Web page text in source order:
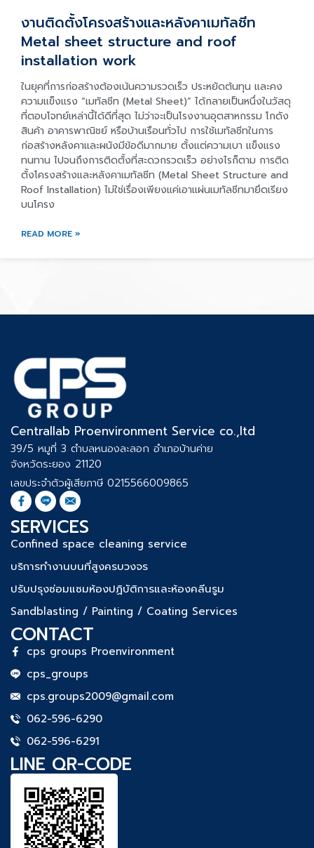
งานติดตั้งโครงสร้างและหลังคาเมทัลชีท
Metal sheet structure and roof
installation work
ในยุคที่การก่อสร้างต้องเน้นความรวดเร็ว ประหยัดต้นทุน และคง
ความแข็งแรง “เมทัลชีท (Metal Sheet)” ได้กลายเป็นหนึ่งในวัสดุ
ที่ตอบโจทย์เหล่านี้ได้ดีที่สุด ไม่ว่าจะเป็นโรงงานอุตสาหกรรม โกดัง
สินค้า อาคารพาณิชย์ หรือบ้านเรือนทั่วไป การใช้เมทัลชีทในการ
ก่อสร้างหลังคาและผนังมีข้อดีมากมาย ตั้งแต่ความเบา แข็งแรง
ทนทาน ไปจนถึงการติดตั้งที่สะดวกรวดเร็ว อย่างไรก็ตาม การติด
ตั้งโครงสร้างและหลังคาเมทัลชีท (Metal Sheet Structure and
Roof Installation) ไม่ใช่เรื่องเพียงแค่เอาแผ่นเมทัลชีทมายึดเรียง
บนโครง
READ MORE »
Centrallab Proenvironment Service co.,ltd
39/5 หมูที่ 3 ตำบลหนองละลอก อำเภอบ้านค่าย
จังหวัดระยอง 21120
เลขประจำตัวผู้เสียภาษี 0215566009865
CONTACT
cps groups Proenvironment
cps_groups
cps.groups2009@gmail.com
062-596-6290
062-596-6291
SERVICES
Confined space cleaning service
บริการทำงานบนที่สูงครบวงจร
ปรับปรุงซ่อมแซมห้องปฏิบัติการและห้องคลีนรูม
Sandblasting / Painting / Coating Services
LINE QR-CODE